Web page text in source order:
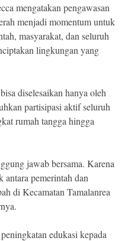
mengatakan pengawasan
menjadi momentum untuk
masyarakat, dan seluruh
lingkungan yang
diselesaikan hanya oleh
partisipasi aktif seluruh
rumah tangga hingga
jawab bersama. Karena
pemerintah dan
di Kecamatan Tamalanrea
edukasi kepada